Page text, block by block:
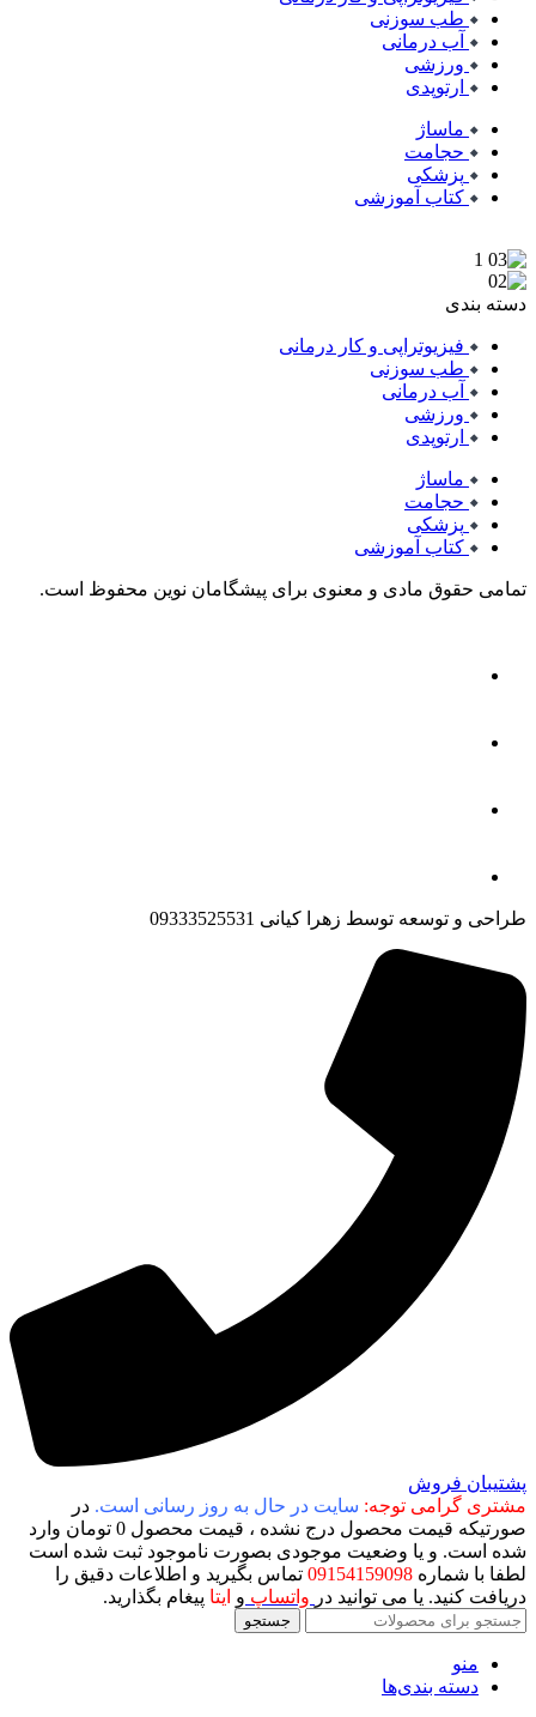
طب سوزنی
آب درمانی
ورزشی
ارتوپدی
ماساژ
حجامت
پزشکی
کتاب آموزشی
دسته بندی
فیزیوتراپی و کار درمانی
طب سوزنی
آب درمانی
ورزشی
ارتوپدی
ماساژ
حجامت
پزشکی
کتاب آموزشی
تمامی حقوق مادی و معنوی برای پیشگامان نوین محفوظ است.
طراحی و توسعه توسط زهرا کیانی 09333525531
پشتیبان فروش
مشتری گرامی توجه: سایت در حال به روز رسانی است. در
صورتیکه قیمت محصول درج نشده ، قیمت محصول 0 تومان وارد
شده است. و یا وضعیت موجودی بصورت ناموجود ثبت شده است
لطفا با شماره 09154159098 تماس بگیرید و اطلاعات دقیق را
دریافت کنید. یا می توانید در واتساپ و ایتا پیغام بگذارید.
جستجو
منو
دسته بندی‌ها